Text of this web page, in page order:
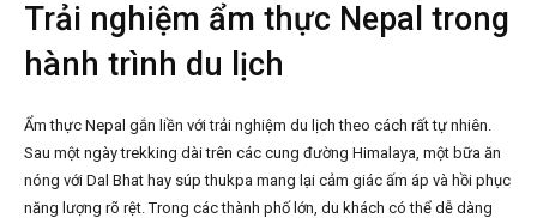
Trải nghiệm ẩm thực Nepal trong
hành trình du lịch
Ẩm thực Nepal gắn liền với trải nghiệm du lịch theo cách rất tự nhiên.
Sau một ngày trekking dài trên các cung đường Himalaya, một bữa ăn
nóng với Dal Bhat hay súp thukpa mang lại cảm giác ấm áp và hồi phục
năng lượng rõ rệt. Trong các thành phố lớn, du khách có thể dễ dàng